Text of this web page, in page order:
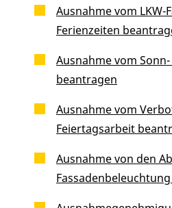
Ausnahme vom LKW-
Ferienzeiten
Ausnahme vom
beantragen
Ausnahme vom
Feiertagsarbeit
Ausnahme von den